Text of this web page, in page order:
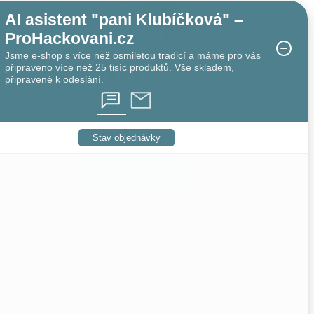
příze Elen baby batik 5112
smetanová, béžová,
hnědá
68 Kč Skladem
AI asistent "pani Klubíčková" –
ProHackovani.cz
Jsme e-shop s více než osmiletou tradicí a máme pro vás
připraveno více než 25 tisíc produktů. Vše skladem,
připravené k odeslání.
Stav objednávky